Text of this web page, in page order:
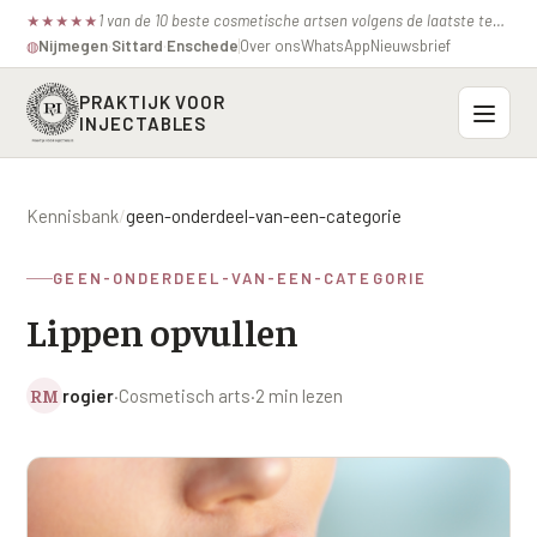
★ ★ ★ ★ ★ 1 van de 10 beste cosmetische artsen volgens de laatste test van de consumentenbond.
◍Nijmegen·Sittard·EnschedeOver onsWhatsAppNieuwsbrief
PRAKTIJK VOOR
INJECTABLES
Voorhoofdsrimpels
Fronsrimpel
Wenkbrauwen
Botox / anti-rimpel
Bocouture
Azzalure
Profielen
Hangende Huid Profiel
Extreme Huidverslapping Profiel
Structuur Verlies Profiel
Prijzen
Contact
Kennisbank/geen-onderdeel-van-een-categorie
GEEN-ONDERDEEL-VAN-EEN-CATEGORIE
Lippen opvullen
RM rogier·Cosmetisch arts·2 min lezen